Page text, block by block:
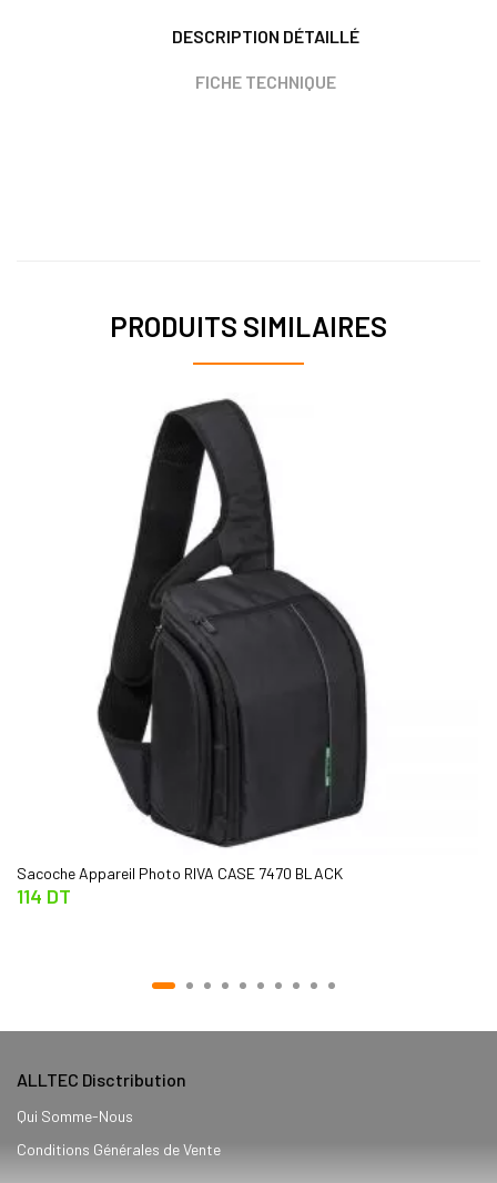
DESCRIPTION DÉTAILLÉ
FICHE TECHNIQUE
PRODUITS SIMILAIRES
Sacoche Appareil Photo RIVA CASE 7470 BLACK
114 DT
ALLTEC Disctribution
Qui Somme-Nous
Conditions Générales de Vente